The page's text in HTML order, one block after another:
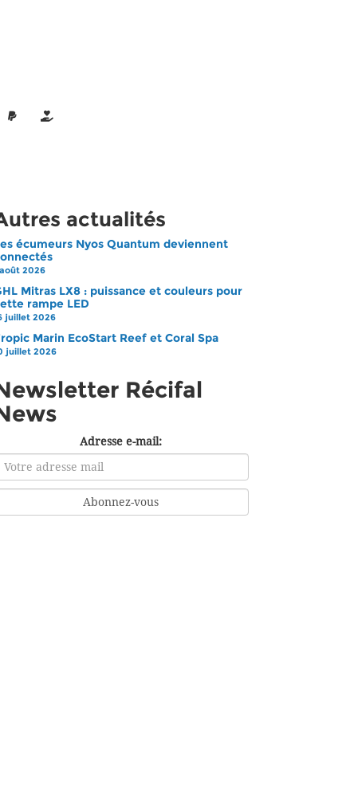
actualités
écumeurs Nyos Quantum deviennent
août 2026
Mitras LX8 : puissance et couleurs pour
rampe LED
juillet 2026
Marin EcoStart Reef et Coral Spa
juillet 2026
Récifal
Adresse e-mail: